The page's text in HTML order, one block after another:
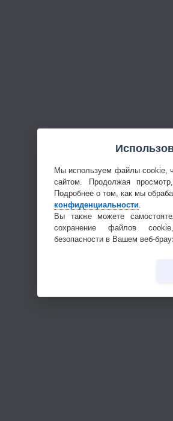
Мы используем файлы cookie,
сайтом. Продолжая
Подробнее о том, как мы
конфиденциальности
Вы также можете
сохранение файлов
безопасности в Вашем веб-